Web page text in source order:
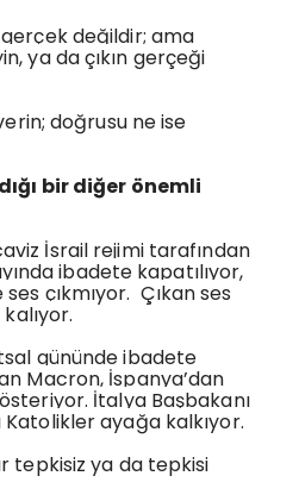
değildir; ama
ya da çıkın gerçeği
doğrusu ne ise
bir diğer önemli
İsrail rejimi tarafından
ibadete kapatılıyor,
çıkmıyor. Çıkan ses
gününde ibadete
Macron, İspanya’dan
İtalya Başbakanı
Katolikler ayağa kalkıyor.
tepkisiz ya da tepkisi